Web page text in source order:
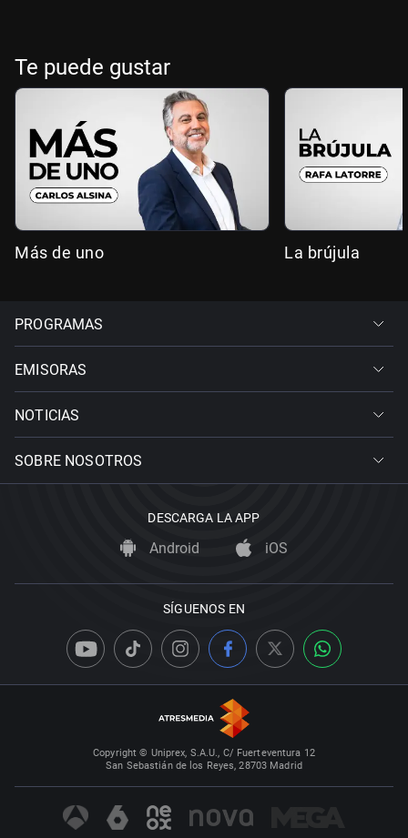
Te puede gustar
Más de uno La brújula
PROGRAMAS
EMISORAS
NOTICIAS
SOBRE NOSOTROS
DESCARGA LA APP
Android iOS
SÍGUENOS EN
Copyright © Uniprex, S.A.U., C/ Fuerteventura 12
San Sebastián de los Reyes, 28703 Madrid